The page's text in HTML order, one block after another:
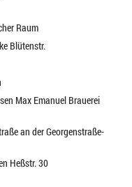
Raum
Blütenstr.
Max Emanuel Brauerei
an der Georgenstraße-
Heßstr. 30